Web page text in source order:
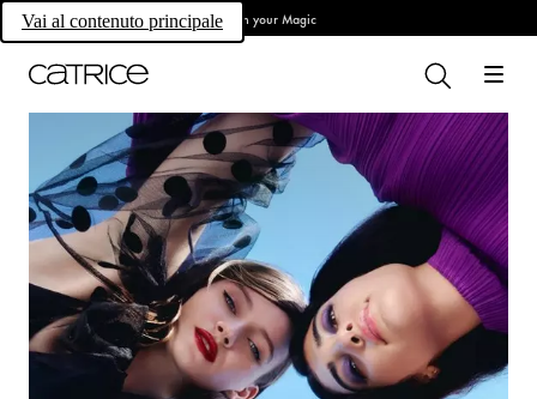
Vai al contenuto principaleOwn your Magic